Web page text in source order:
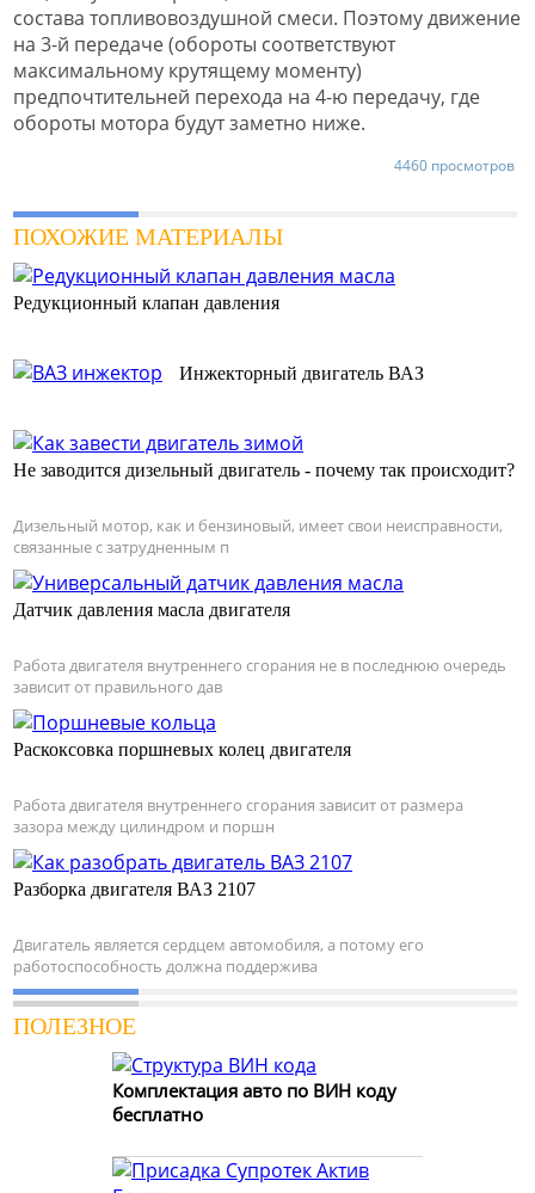
состава топливовоздушной смеси. Поэтому движение
на 3-й передаче (обороты соответствуют
максимальному крутящему моменту)
предпочтительней перехода на 4-ю передачу, где
обороты мотора будут заметно ниже.
4460 просмотров
ПОХОЖИЕ МАТЕРИАЛЫ
Редукционный клапан давления
Инжекторный двигатель ВАЗ
Не заводится дизельный двигатель - почему так происходит?
Дизельный мотор, как и бензиновый, имеет свои неисправности,
связанные с затрудненным п
Датчик давления масла двигателя
Работа двигателя внутреннего сгорания не в последнюю очередь
зависит от правильного дав
Раскоксовка поршневых колец двигателя
Работа двигателя внутреннего сгорания зависит от размера
зазора между цилиндром и поршн
Разборка двигателя ВАЗ 2107
Двигатель является сердцем автомобиля, а потому его
работоспособность должна поддержива
ПОЛЕЗНОЕ
Комплектация авто по ВИН коду
бесплатно